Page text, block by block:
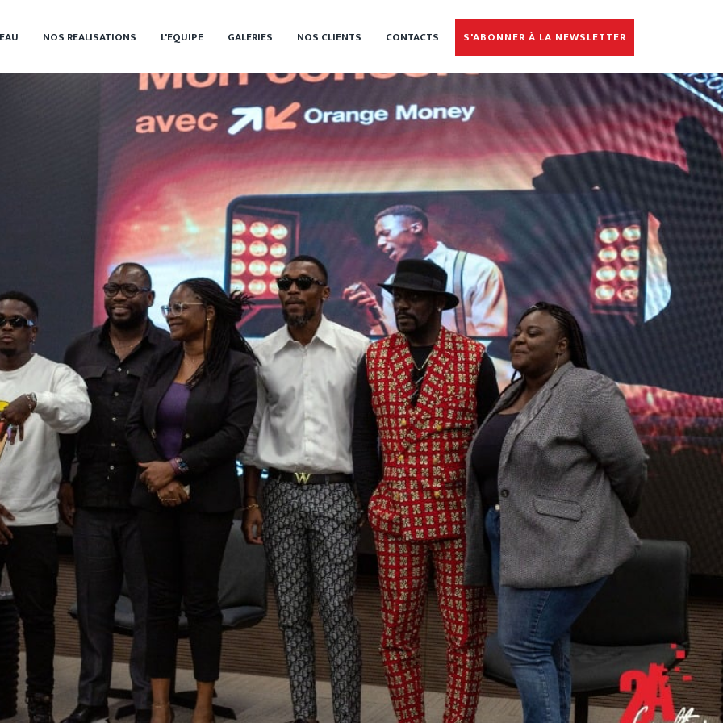
NOS REALISATIONS L'EQUIPE GALERIES NOS CLIENTS CONTACTS S'ABONNER À LA NEWSLETTER